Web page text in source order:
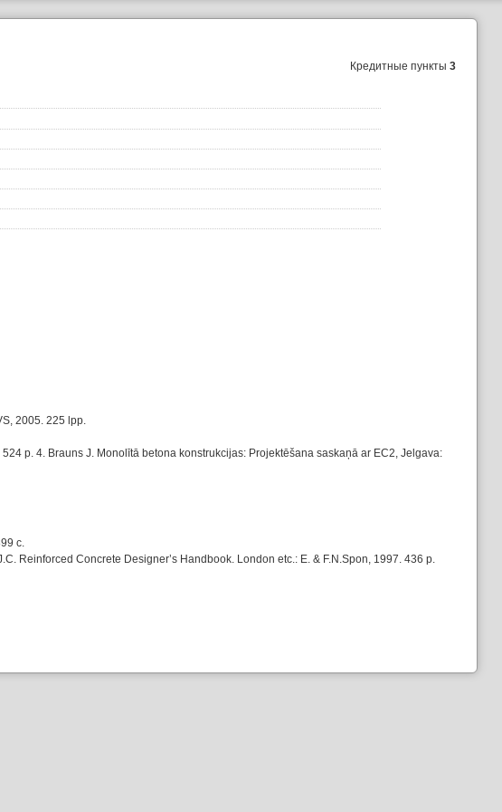
Кредитные пункты3
2005. 225 lpp.
p. 4. Brauns J. Monolītā betona konstrukcijas: Projektēšana saskaņā ar EC2, Jelgava:
c.
Reinforced Concrete Designer’s Handbook. London etc.: E. & F.N.Spon, 1997. 436 p.